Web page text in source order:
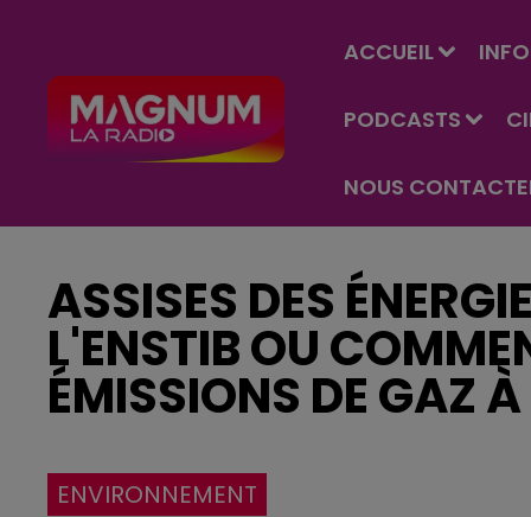
ACCUEIL
PODCASTS
NOUS
ASSISES DES
L'ENSTIB OU
ÉMISSIONS DE GAZ À
ENVIRONNEMENT